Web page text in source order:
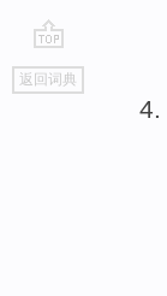
go
top
返回词典